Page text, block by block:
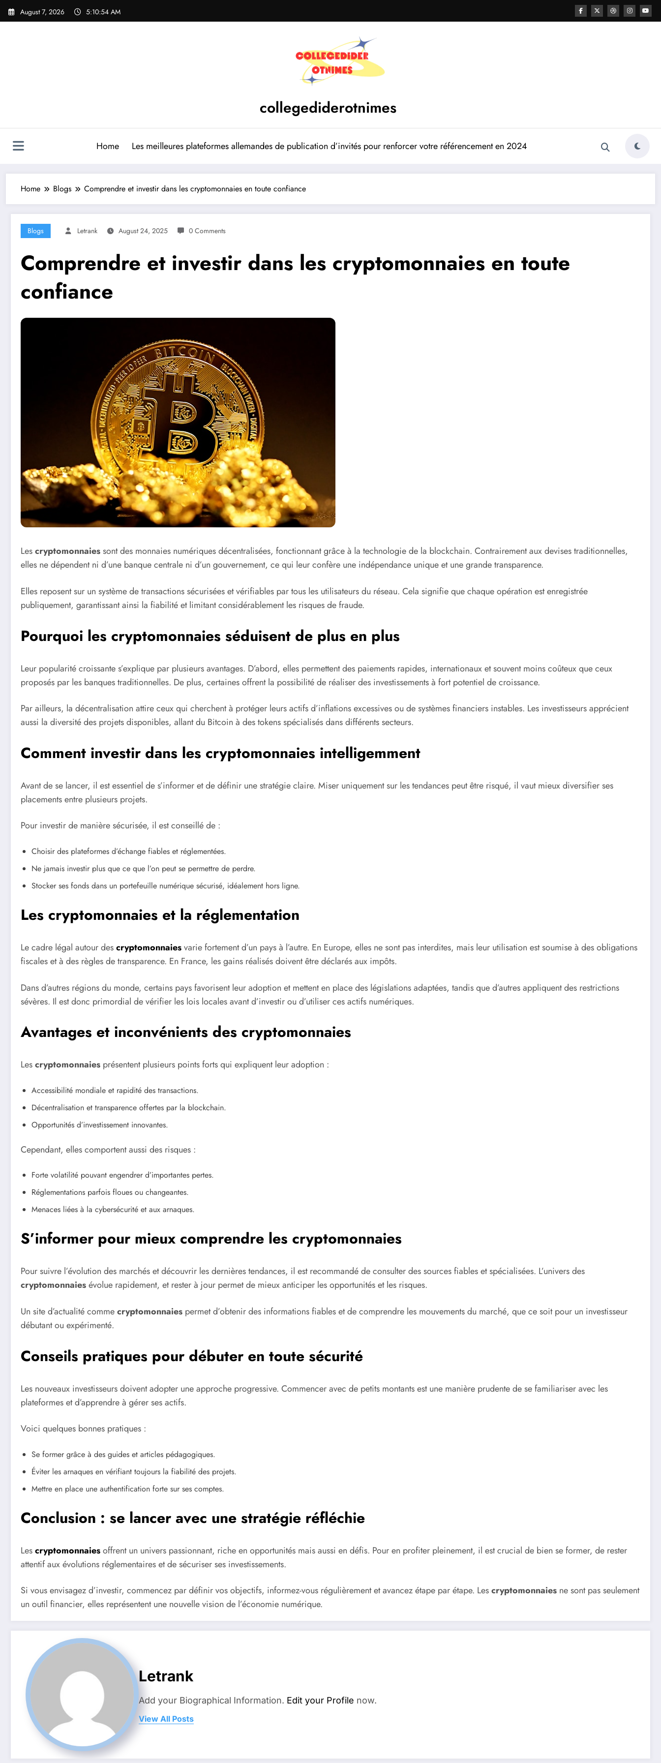
Skip
August 7, 2026 5:10:55 AM
collegediderotnimes
Home Les meilleures plateformes allemandes de publication d’invités pour renforcer votre référencement en 2024
Home Blogs Comprendre et investir dans les cryptomonnaies en toute confiance
Blogs Letrank August 24, 2025 0 Comments
Comprendre et investir dans les cryptomonnaies en toute
confiance
Lescryptomonnaiessont des monnaies numériques décentralisées, fonctionnant grâce à la technologie de la blockchain. Contrairement aux devises traditionnelles,
elles ne dépendent ni d’une banque centrale ni d’un gouvernement, ce qui leur confère une indépendance unique et une grande transparence.
Elles reposent sur un système de transactions sécurisées et vérifiables par tous les utilisateurs du réseau. Cela signifie que chaque opération est enregistrée
publiquement, garantissant ainsi la fiabilité et limitant considérablement les risques de fraude.
Pourquoi les cryptomonnaies séduisent de plus en plus
Leur popularité croissante s’explique par plusieurs avantages. D’abord, elles permettent des paiements rapides, internationaux et souvent moins coûteux que ceux
proposés par les banques traditionnelles. De plus, certaines offrent la possibilité de réaliser des investissements à fort potentiel de croissance.
Par ailleurs, la décentralisation attire ceux qui cherchent à protéger leurs actifs d’inflations excessives ou de systèmes financiers instables. Les investisseurs apprécient
aussi la diversité des projets disponibles, allant du Bitcoin à des tokens spécialisés dans différents secteurs.
Comment investir dans les cryptomonnaies intelligemment
Avant de se lancer, il est essentiel de s’informer et de définir une stratégie claire. Miser uniquement sur les tendances peut être risqué, il vaut mieux diversifier ses
placements entre plusieurs projets.
Pour investir de manière sécurisée, il est conseillé de :
Choisir des plateformes d’échange fiables et réglementées.
Ne jamais investir plus que ce que l’on peut se permettre de perdre.
Stocker ses fonds dans un portefeuille numérique sécurisé, idéalement hors ligne.
Les cryptomonnaies et la réglementation
Le cadre légal autour descryptomonnaiesvarie fortement d’un pays à l’autre. En Europe, elles ne sont pas interdites, mais leur utilisation est soumise à des obligations
fiscales et à des règles de transparence. En France, les gains réalisés doivent être déclarés aux impôts.
Dans d’autres régions du monde, certains pays favorisent leur adoption et mettent en place des législations adaptées, tandis que d’autres appliquent des restrictions
sévères. Il est donc primordial de vérifier les lois locales avant d’investir ou d’utiliser ces actifs numériques.
Avantages et inconvénients des cryptomonnaies
Lescryptomonnaies présentent plusieurs points forts qui expliquent leur adoption :
Accessibilité mondiale et rapidité des transactions.
Décentralisation et transparence offertes par la blockchain.
Opportunités d’investissement innovantes.
Cependant, elles comportent aussi des risques :
Forte volatilité pouvant engendrer d’importantes pertes.
Réglementations parfois floues ou changeantes.
Menaces liées à la cybersécurité et aux arnaques.
S’informer pour mieux comprendre les cryptomonnaies
Pour suivre l’évolution des marchés et découvrir les dernières tendances, il est recommandé de consulter des sources fiables et spécialisées. L’univers des
cryptomonnaiesévolue rapidement, et rester à jour permet de mieux anticiper les opportunités et les risques.
Un site d’actualité commecryptomonnaies permet d’obtenir des informations fiables et de comprendre les mouvements du marché, que ce soit pour un investisseur
débutant ou expérimenté.
Conseils pratiques pour débuter en toute sécurité
Les nouveaux investisseurs doivent adopter une approche progressive. Commencer avec de petits montants est une manière prudente de se familiariser avec les
plateformes et d’apprendre à gérer ses actifs.
Voici quelques bonnes pratiques :
Se former grâce à des guides et articles pédagogiques.
Éviter les arnaques en vérifiant toujours la fiabilité des projets.
Mettre en place une authentification forte sur ses comptes.
Conclusion : se lancer avec une stratégie réfléchie
Lescryptomonnaiesoffrent un univers passionnant, riche en opportunités mais aussi en défis. Pour en profiter pleinement, il est crucial de bien se former, de rester
attentif aux évolutions réglementaires et de sécuriser ses investissements.
Si vous envisagez d’investir, commencez par définir vos objectifs, informez-vous régulièrement et avancez étape par étape. Lescryptomonnaies ne sont pas seulement
un outil financier, elles représentent une nouvelle vision de l’économie numérique.
Letrank
Add your Biographical Information. Edit your Profile now.
View All Posts